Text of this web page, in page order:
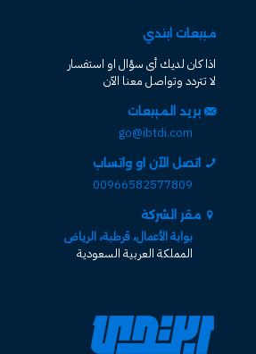
مبيعات ابتدي
اذا كان لديك أى سؤال او استفسار
لا تتردد وتواصل معنا الآن
بريد المبيعات
go@ibtdi.com
اتصل الآن او واتساب
00966582577809
مقر الشركة
بوابة الأعمال، قرطبة، الرياض
المملكة العربية السعودية